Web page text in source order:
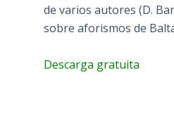
de varios autores (D.
sobre aforismos de
Descarga gratuita